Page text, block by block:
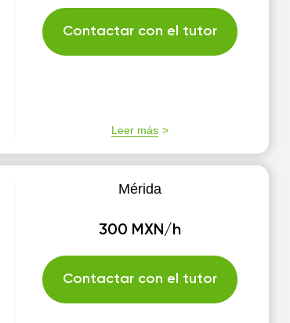
Contactar con el tutor
Leer más
Mérida
300 MXN/h
Contactar con el tutor